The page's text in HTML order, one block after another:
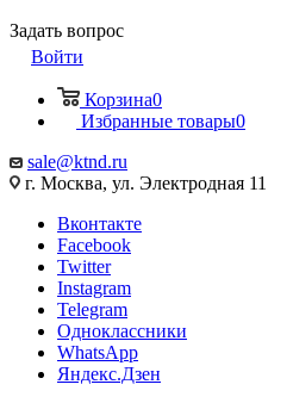
Задать вопрос
Войти
Корзина0
Избранные товары0
sale@ktnd.ru
г. Москва, ул. Электродная 11
Вконтакте
Facebook
Twitter
Instagram
Telegram
Одноклассники
WhatsApp
Яндекс.Дзен